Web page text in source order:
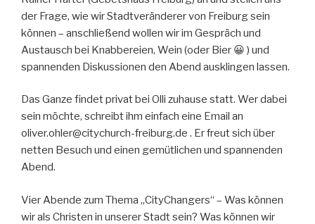
der Frage, wie wir Stadtveränderer von Freiburg sein
können – anschließend wollen wir im Gespräch und
Austausch bei Knabbereien, Wein (oder Bier 😀 ) und
spannenden Diskussionen den Abend ausklingen lassen.
Das Ganze findet privat bei Olli zuhause statt. Wer dabei
sein möchte, schreibt ihm einfach eine Email an
oliver.ohler@citychurch-freiburg.de . Er freut sich über
netten Besuch und einen gemütlichen und spannenden
Abend.
Vier Abende zum Thema „CityChangers“ – Was können
wir als Christen in unserer Stadt sein? Was können wir